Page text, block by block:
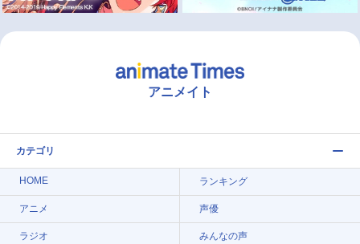
アニメイト
カテゴリ
HOME ランキング
アニメ 声優
ラジオ みんなの声